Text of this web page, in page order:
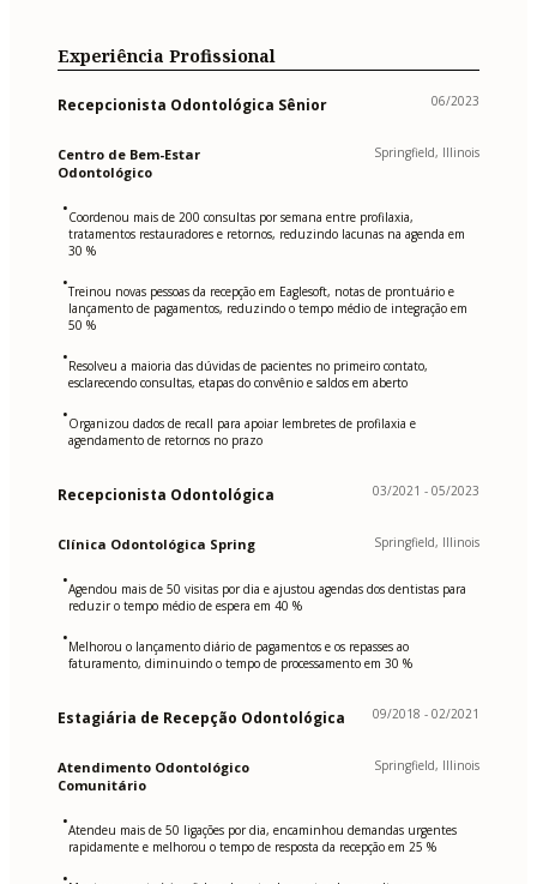
Experiência Profissional
Recepcionista Odontológica Sênior 06/2023
Centro de Bem-Estar
Odontológico
Springfield, Illinois
•Coordenou mais de 200 consultas por semana entre profilaxia,
tratamentos restauradores e retornos, reduzindo lacunas na agenda em
30 %
•Treinou novas pessoas da recepção em Eaglesoft, notas de prontuário e
lançamento de pagamentos, reduzindo o tempo médio de integração em
50 %
•Resolveu a maioria das dúvidas de pacientes no primeiro contato,
esclarecendo consultas, etapas do convênio e saldos em aberto
•Organizou dados de recall para apoiar lembretes de profilaxia e
agendamento de retornos no prazo
Recepcionista Odontológica 03/2021 - 05/2023
Clínica Odontológica Spring Springfield, Illinois
•Agendou mais de 50 visitas por dia e ajustou agendas dos dentistas para
reduzir o tempo médio de espera em 40 %
•Melhorou o lançamento diário de pagamentos e os repasses ao
faturamento, diminuindo o tempo de processamento em 30 %
Estagiária de Recepção Odontológica 09/2018 - 02/2021
Atendimento Odontológico
Comunitário
Springfield, Illinois
•Atendeu mais de 50 ligações por dia, encaminhou demandas urgentes
rapidamente e melhorou o tempo de resposta da recepção em 25 %
•